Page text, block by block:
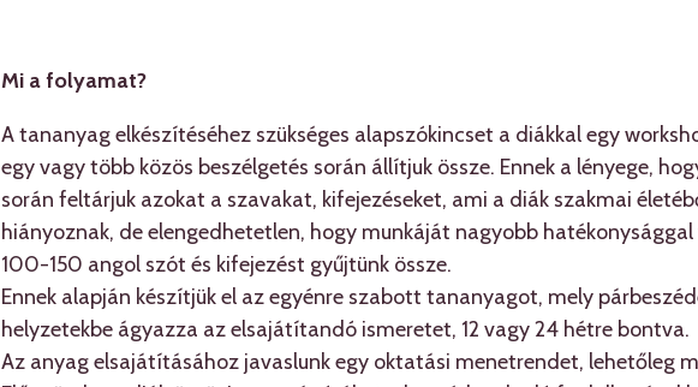
Mi a folyamat?
A tananyag elkészítéséhez szükséges alapszókincset a diákkal egy
egy vagy több közös beszélgetés során állítjuk össze. Ennek a lényege,
során feltárjuk azokat a szavakat, kifejezéseket, ami a diák szakmai
hiányoznak, de elengedhetetlen, hogy munkáját nagyobb
100-150 angol szót és kifejezést gyűjtünk össze.
Ennek alapján készítjük el az egyénre szabott tananyagot, mely
helyzetekbe ágyazza az elsajátítandó ismeretet, 12 vagy 24 hétre bontva.
Az anyag elsajátításához javaslunk egy oktatási menetrendet, lehetőleg